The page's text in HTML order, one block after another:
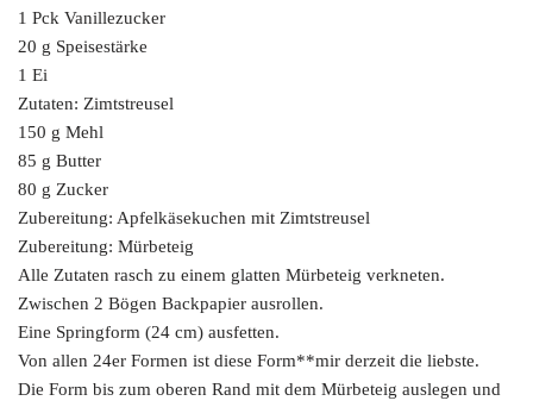
1 Pck Vanillezucker
20 g Speisestärke
1 Ei
Zutaten: Zimtstreusel
150 g Mehl
85 g Butter
80 g Zucker
Zubereitung: Apfelkäsekuchen mit Zimtstreusel
Zubereitung: Mürbeteig
Alle Zutaten rasch zu einem glatten Mürbeteig verkneten.
Zwischen 2 Bögen Backpapier ausrollen.
Eine Springform (24 cm) ausfetten.
Von allen 24er Formen ist diese Form**mir derzeit die liebste.
Die Form bis zum oberen Rand mit dem Mürbeteig auslegen und